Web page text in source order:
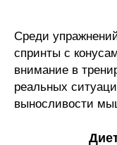
Среди
спринты с
внимание в
реальных
выносливости